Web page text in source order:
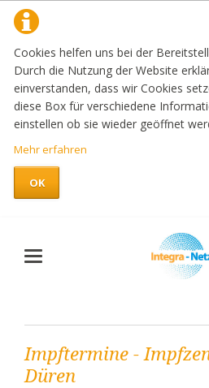
Cookies helfen uns bei der
Durch die Nutzung der Website
einverstanden, dass wir Cookies
diese Box für verschiedene
einstellen ob sie wieder geöffnet
Mehr erfahren
OK
Impftermine -
Düren